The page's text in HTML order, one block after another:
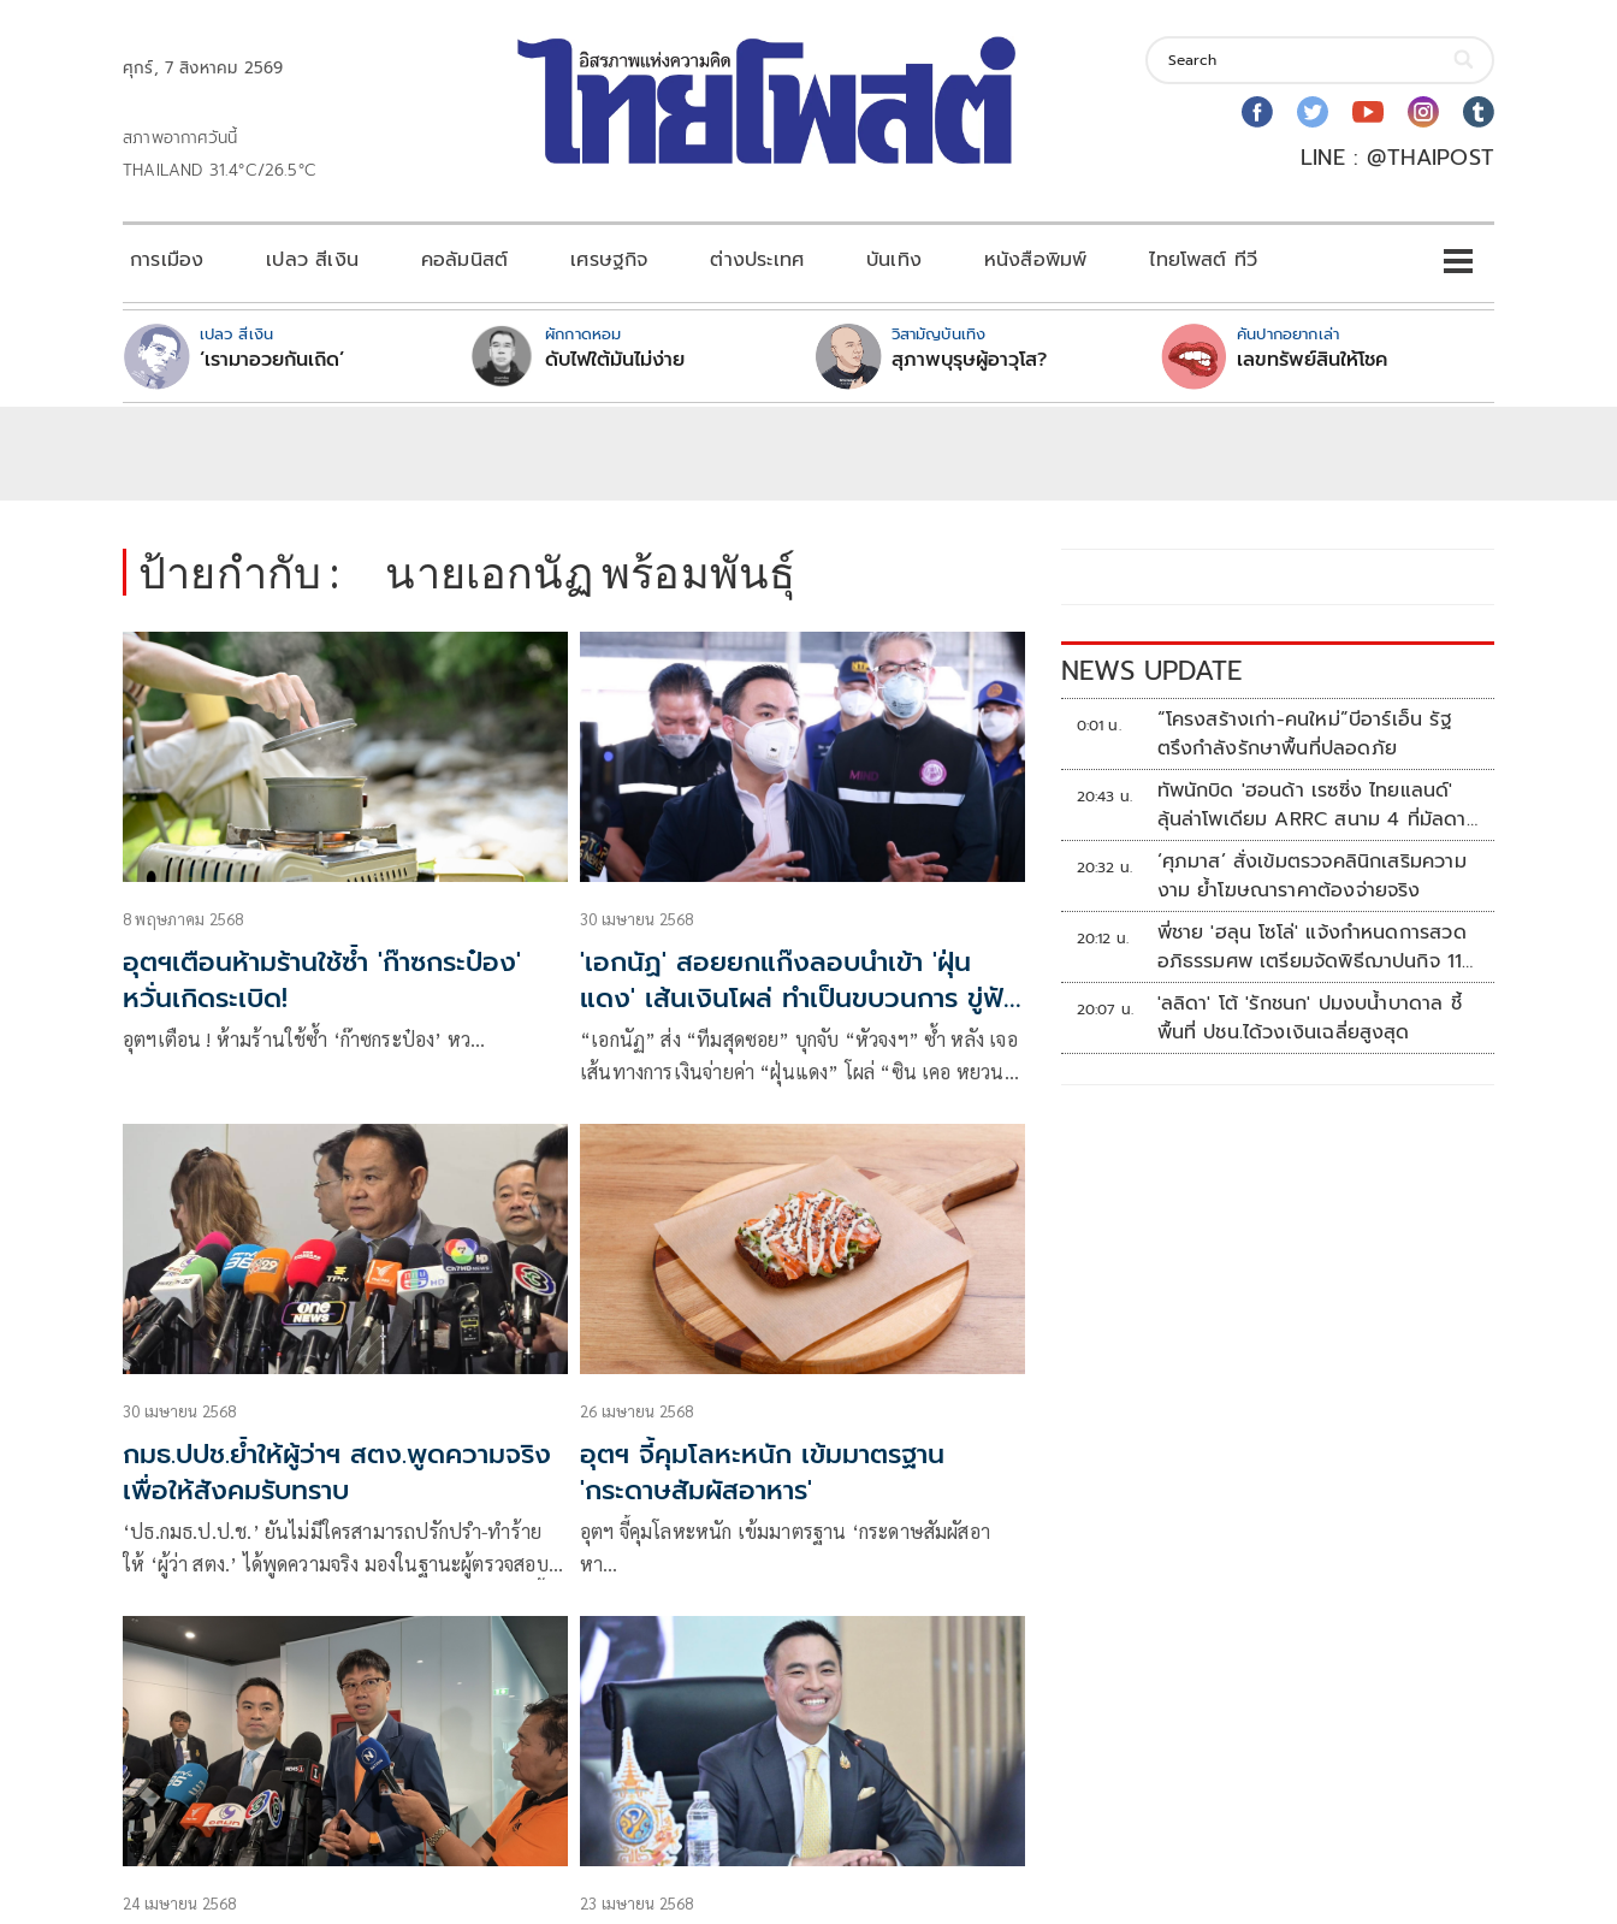
ศุกร์, 7 สิงหาคม 2569
สภาพอากาศวันนี้
THAILAND 31.4°C/26.5°C
LINE : @THAIPOST
การเมือง เปลว สีเงิน คอลัมนิสต์ เศรษฐกิจ ต่างประเทศ บันเทิง หนังสือพิมพ์ ไทยโพสต์ ทีวี
เปลว สีเงิน
‘เรามาอวยกันเถิด’
ผักกาดหอม
ดับไฟใต้มันไม่ง่าย
วิสามัญบันเทิง
สุภาพบุรุษผู้อาวุโส?
คันปากอยากเล่า
เลขทรัพย์สินให้โชค
ป้ายกำกับ : นายเอกนัฏ พร้อมพันธุ์
8 พฤษภาคม 2568
อุตฯเตือนห้ามร้านใช้ซ้ำ 'ก๊าซกระป๋อง'
หวั่นเกิดระเบิด!
อุตฯเตือน ! ห้ามร้านใช้ซ้ำ ‘ก๊าซกระป๋อง’ หว…
30 เมษายน 2568
'เอกนัฏ' สอยยกแก๊งลอบนำเข้า 'ฝุ่น
แดง' เส้นเงินโผล่ ทำเป็นขบวนการ ขู่ฟัน
ขรก. มีเอี่ยว
“เอกนัฏ” ส่ง “ทีมสุดซอย” บุกจับ “หัวจงฯ” ซ้ำ หลัง เจอ
เส้นทางการเงินจ่ายค่า “ฝุ่นแดง” โผล่ “ซิน เคอ หยวน”
เข้ากากอุตฯ รายใหญ่ ฮึ่ม! ขรก. มีเอี่ยวฟันไม่เลี้ยง ”ฐิติ
ภัสร์“ เผยเจ้าหน้าที่แจ้งความเอาผิด หัวจงฯ จ่อรับโทษจำ
คุก คาด ‘แก๊งศูนย์เหรียญ’ ทำเป็นขบวนการ
30 เมษายน 2568
กมธ.ปปช.ย้ำให้ผู้ว่าฯ สตง.พูดความจริง
เพื่อให้สังคมรับทราบ
‘ปธ.กมธ.ป.ป.ช.’ ยันไม่มีใครสามารถปรักปรำ-ทำร้าย
ให้ ‘ผู้ว่า สตง.’ ได้พูดความจริง มองในฐานะผู้ตรวจสอบ
‘กมธ.’ หลายคนเตรียมข้อมูลเพิ่มรุมซัก
26 เมษายน 2568
อุตฯ จี้คุมโลหะหนัก เข้มมาตรฐาน
'กระดาษสัมผัสอาหาร'
อุตฯ จี้คุมโลหะหนัก เข้มมาตรฐาน ‘กระดาษสัมผัสอา
หา…
24 เมษายน 2568 23 เมษายน 2568
NEWS UPDATE
0:01 น.
“โครงสร้างเก่า-คนใหม่”บีอาร์เอ็น รัฐ
ตรึงกำลังรักษาพื้นที่ปลอดภัย
20:43 น.
ทัพนักบิด 'ฮอนด้า เรซซิ่ง ไทยแลนด์'
ลุ้นล่าโพเดียม ARRC สนาม 4 ที่มัลดาลิ
กา
20:32 น.
‘ศุภมาส’ สั่งเข้มตรวจคลินิกเสริมความ
งาม ย้ำโฆษณาราคาต้องจ่ายจริง
20:12 น.
พี่ชาย 'ฮลุน โซโล่' แจ้งกำหนดการสวด
อภิธรรมศพ เตรียมจัดพิธีฌาปนกิจ 11
ส.ค.
20:07 น.
'ลลิดา' โต้ 'รักชนก' ปมงบน้ำบาดาล ชี้
พื้นที่ ปชน.ได้วงเงินเฉลี่ยสูงสุด